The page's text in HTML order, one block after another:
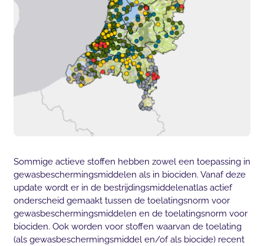
Sommige actieve stoffen hebben zowel een toepassing in
gewasbeschermingsmiddelen als in biociden. Vanaf deze
update wordt er in de bestrijdingsmiddelenatlas actief
onderscheid gemaakt tussen de toelatingsnorm voor
gewasbeschermingsmiddelen en de toelatingsnorm voor
biociden. Ook worden voor stoffen waarvan de toelating
(als gewasbeschermingsmiddel en/of als biocide) recent